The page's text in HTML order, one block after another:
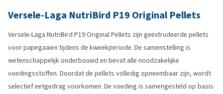
Versele-Laga NutriBird P19 Original Pellets
Versele-Laga NutriBird P19 Original Pellets zijn geëxtrudeerde pellets
voor papegaaien tijdens de kweekperiode. De samenstelling is
wetenschappelijk onderbouwd en bevat alle noodzakelijke
voedingsstoffen. Doordat de pellets volledig opneembaar zijn, wordt
selectief eetgedrag voorkomen. De voeding is samengesteld op basis